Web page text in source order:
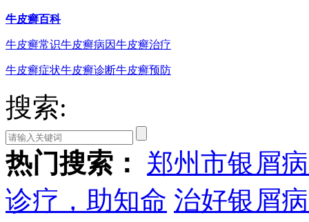
牛皮癣百科
牛皮癣常识牛皮癣病因牛皮癣治疗
牛皮癣症状牛皮癣诊断牛皮癣预防
搜索:
热门搜索：
郑州市银屑
诊疗，助知命 治好银屑